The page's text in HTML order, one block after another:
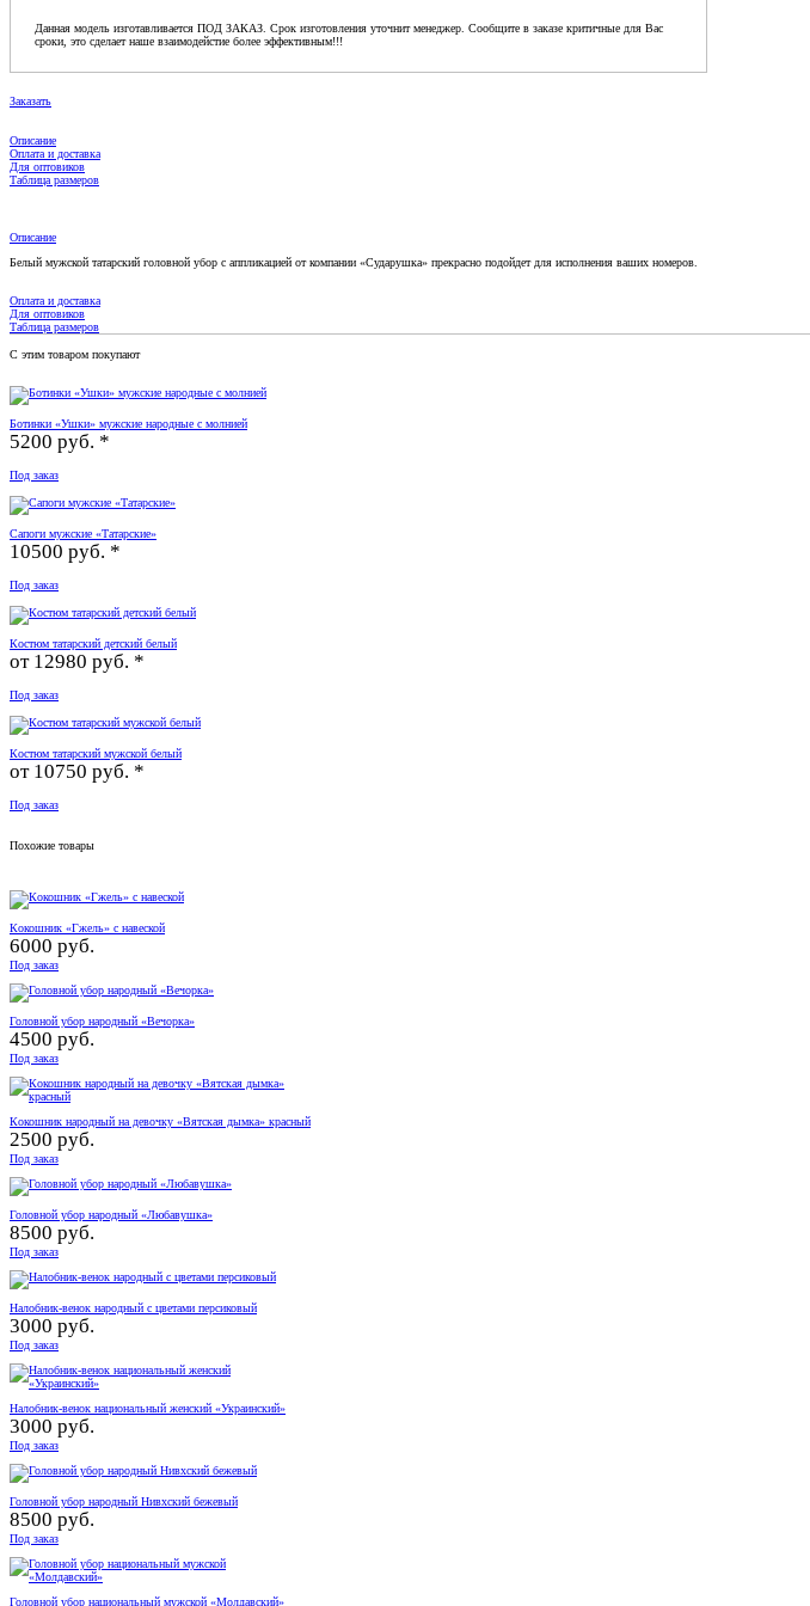
Данная модель изготавливается ПОД ЗАКАЗ. Срок изготовления уточнит менеджер. Сообщите в заказе критичные для Вас
сроки, это сделает наше взаимодейстие более эффективным!!!
Заказать
Описание
Оплата и доставка
Для оптовиков
Таблица размеров
Описание
Белый мужской татарский головной убор с аппликацией от компании «Сударушка» прекрасно подойдет для исполнения ваших номеров.
Оплата и доставка
Для оптовиков
Таблица размеров
С этим товаром покупают
Ботинки «Ушки» мужские народные с молнией
5200 руб. *
Под заказ
Сапоги мужские «Татарские»
10500 руб. *
Под заказ
Костюм татарский детский белый
от 12980 руб. *
Под заказ
Костюм татарский мужской белый
от 10750 руб. *
Под заказ
Похожие товары
Кокошник «Гжель» с навеской
6000 руб.
Под заказ
Головной убор народный «Вечорка»
4500 руб.
Под заказ
Кокошник народный на девочку «Вятская дымка» красный
2500 руб.
Под заказ
Головной убор народный «Любавушка»
8500 руб.
Под заказ
Налобник-венок народный с цветами персиковый
3000 руб.
Под заказ
Налобник-венок национальный женский «Украинский»
3000 руб.
Под заказ
Головной убор народный Нивхский бежевый
8500 руб.
Под заказ
Головной убор национальный мужской «Молдавский»